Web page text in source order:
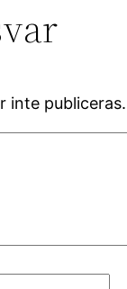
inte publiceras.